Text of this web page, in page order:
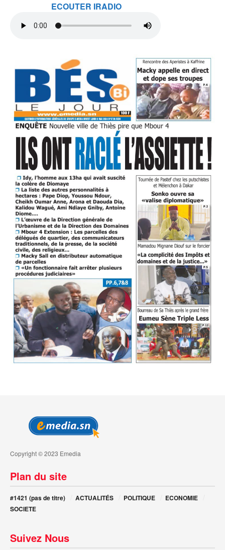
ECOUTER IRADIO
Copyright © 2023 Emedia
Plan du site
#1421 (pas de titre) ACTUALITÉS POLITIQUE
ECONOMIE
SOCIETE
Suivez Nous